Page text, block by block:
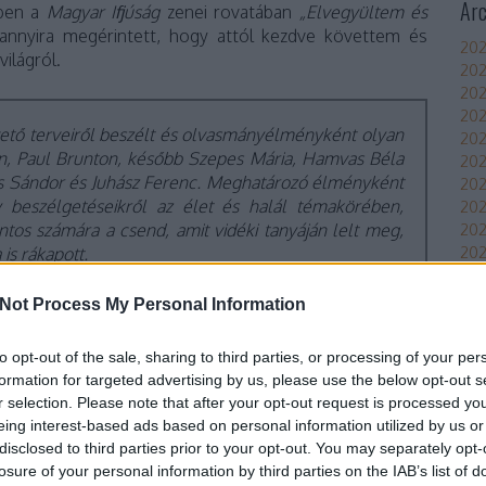
Process My Personal Information
opt-out of the sale, sharing to third parties, or processing of your
for targeted advertising by us, please use the below opt-out
selection. Please note that after your opt-out request is processed
interest-based ads based on personal information utilized by us
to third parties prior to your opt-out. You may separately
of your personal information by third parties on the IAB’s list of
a Magyar Ifjúság zenei rovatában „Elvegyültem és
megérintett, hogy attól kezdve követtem és
terveiről beszélt és olvasmányélményként olyan
Paul Brunton, később Szepes Mária, Hamvas Béla
és Juhász Ferenc. Meghatározó élményként
az élet és halál témakörében,
számára a csend, amit vidéki tanyáján lelt meg,
rákapott.
éves fiatalember, aki addig közel tíz évet a
majd a Piramis énekeseként, olyan karizmatikus
sem termett magyar rockszínpadon, mennyire a
Onnantól sosem tévesztettem szem elől, és